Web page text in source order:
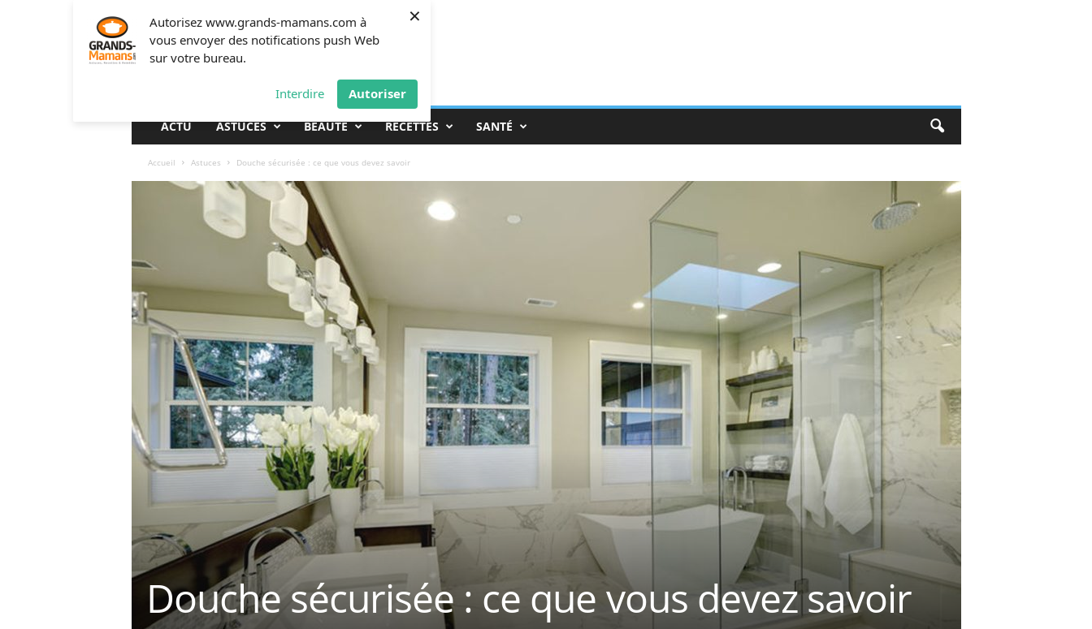
Autorisez www.grands-mamans.com à
vous envoyer des notifications push Web
sur votre bureau.
Interdire Autoriser
×
a
n
a
o
ACTU ASTUCES BEAUTÉ RECETTES SANTÉ
Accueil Astuces Douche sécurisée : ce que vous devez savoir
Douche sécurisée : ce que vous devez savoir